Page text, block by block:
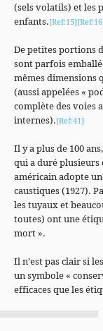
(sels volatils) et les
enfants.[Ref:15]
De petites portions
sont parfois
mêmes dimensions
(aussi appelées «
complète des voies
internes).[Ref:41]
Il y a plus de 100
qui a duré plusieurs
américain adopte
caustiques (1927).
les tuyaux et
toutes) ont une
mort ».
Il n’est pas clair si
un symbole «
efficaces que les